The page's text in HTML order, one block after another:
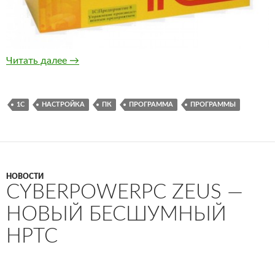
Читать далее Настройка 1С
→
1С НАСТРОЙКА ПК ПРОГРАММА ПРОГРАММЫ
НОВОСТИ
CYBERPOWERPC ZEUS —
НОВЫЙ БЕСШУМНЫЙ
HPTC